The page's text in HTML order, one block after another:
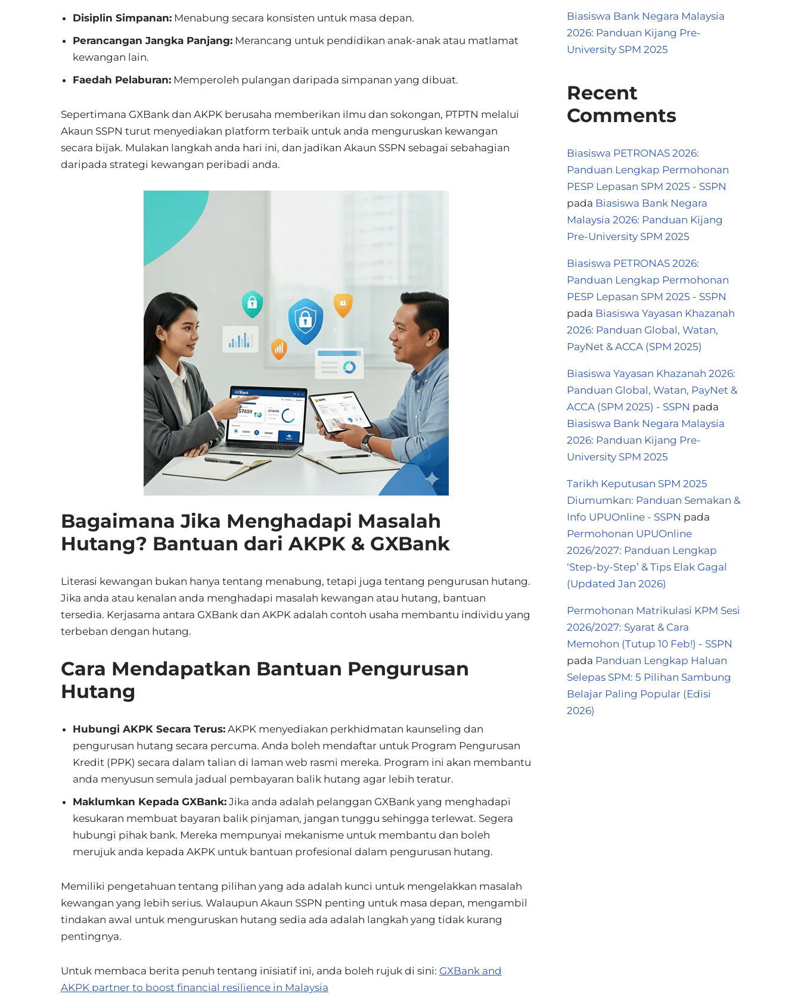
Disiplin Simpanan: Menabung secara konsisten untuk masa depan.
Perancangan Jangka Panjang: Merancang untuk pendidikan anak-anak atau matlamat
kewangan lain.
Faedah Pelaburan: Memperoleh pulangan daripada simpanan yang dibuat.
Sepertimana GXBank dan AKPK berusaha memberikan ilmu dan sokongan, PTPTN melalui
Akaun SSPN turut menyediakan platform terbaik untuk anda menguruskan kewangan
secara bijak. Mulakan langkah anda hari ini, dan jadikan Akaun SSPN sebagai sebahagian
daripada strategi kewangan peribadi anda.
Bagaimana Jika Menghadapi Masalah
Hutang? Bantuan dari AKPK & GXBank
Literasi kewangan bukan hanya tentang menabung, tetapi juga tentang pengurusan hutang.
Jika anda atau kenalan anda menghadapi masalah kewangan atau hutang, bantuan
tersedia. Kerjasama antara GXBank dan AKPK adalah contoh usaha membantu individu yang
terbeban dengan hutang.
Cara Mendapatkan Bantuan Pengurusan
Hutang
Hubungi AKPK Secara Terus: AKPK menyediakan perkhidmatan kaunseling dan
pengurusan hutang secara percuma. Anda boleh mendaftar untuk Program Pengurusan
Kredit (PPK) secara dalam talian di laman web rasmi mereka. Program ini akan membantu
anda menyusun semula jadual pembayaran balik hutang agar lebih teratur.
Maklumkan Kepada GXBank: Jika anda adalah pelanggan GXBank yang menghadapi
kesukaran membuat bayaran balik pinjaman, jangan tunggu sehingga terlewat. Segera
hubungi pihak bank. Mereka mempunyai mekanisme untuk membantu dan boleh
merujuk anda kepada AKPK untuk bantuan profesional dalam pengurusan hutang.
Memiliki pengetahuan tentang pilihan yang ada adalah kunci untuk mengelakkan masalah
kewangan yang lebih serius. Walaupun Akaun SSPN penting untuk masa depan, mengambil
tindakan awal untuk menguruskan hutang sedia ada adalah langkah yang tidak kurang
pentingnya.
Untuk membaca berita penuh tentang inisiatif ini, anda boleh rujuk di sini: GXBank and
AKPK partner to boost financial resilience in Malaysia
Biasiswa Bank Negara Malaysia
2026: Panduan Kijang Pre-
University SPM 2025
Recent
Comments
Biasiswa PETRONAS 2026:
Panduan Lengkap Permohonan
PESP Lepasan SPM 2025 - SSPN
pada Biasiswa Bank Negara
Malaysia 2026: Panduan Kijang
Pre-University SPM 2025
Biasiswa PETRONAS 2026:
Panduan Lengkap Permohonan
PESP Lepasan SPM 2025 - SSPN
pada Biasiswa Yayasan Khazanah
2026: Panduan Global, Watan,
PayNet & ACCA (SPM 2025)
Biasiswa Yayasan Khazanah 2026:
Panduan Global, Watan, PayNet &
ACCA (SPM 2025) - SSPN pada
Biasiswa Bank Negara Malaysia
2026: Panduan Kijang Pre-
University SPM 2025
Tarikh Keputusan SPM 2025
Diumumkan: Panduan Semakan &
Info UPUOnline - SSPN pada
Permohonan UPUOnline
2026/2027: Panduan Lengkap
‘Step-by-Step’ & Tips Elak Gagal
(Updated Jan 2026)
Permohonan Matrikulasi KPM Sesi
2026/2027: Syarat & Cara
Memohon (Tutup 10 Feb!) - SSPN
pada Panduan Lengkap Haluan
Selepas SPM: 5 Pilihan Sambung
Belajar Paling Popular (Edisi
2026)